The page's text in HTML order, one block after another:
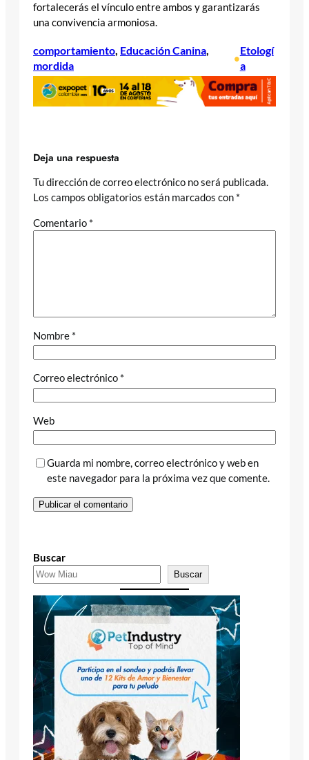
fortalecerás el vínculo entre ambos y garantizarás
una convivencia armoniosa.
comportamiento, Educación Canina
mordida
•
Etologí
a
Deja una respuesta
Tu dirección de correo electrónico no será publicada.
Los campos obligatorios están marcados con *
Comentario *
Nombre *
Correo electrónico *
Web
Guarda mi nombre, correo electrónico y web en
este navegador para la próxima vez que comente.
Buscar
Buscar